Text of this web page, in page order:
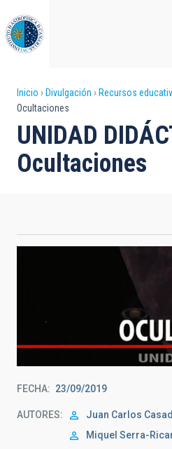
al
contenido
principal
Sobrescribir
enlaces
de
ayuda
navegación
Inicio Divulgación Recursos
Ocultaciones
UNIDAD
Ocultaciones
FECHA 23/09/2019
AUTORES
Juan Carlos
Miquel Serra-